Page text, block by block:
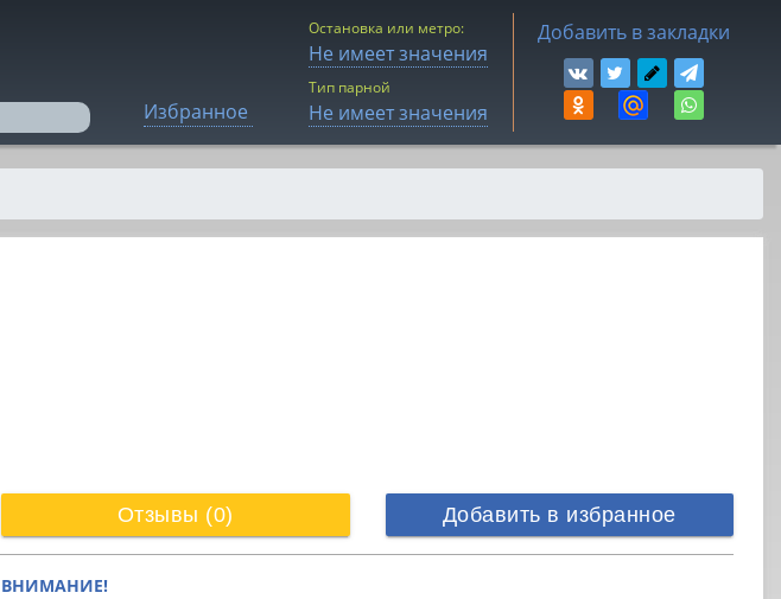
Избранное
Остановка или метро:
Не имеет значения
Тип парной
Не имеет значения
Добавить в закладки
Отзывы (0) Добавить в избранное
ВНИМАНИЕ!